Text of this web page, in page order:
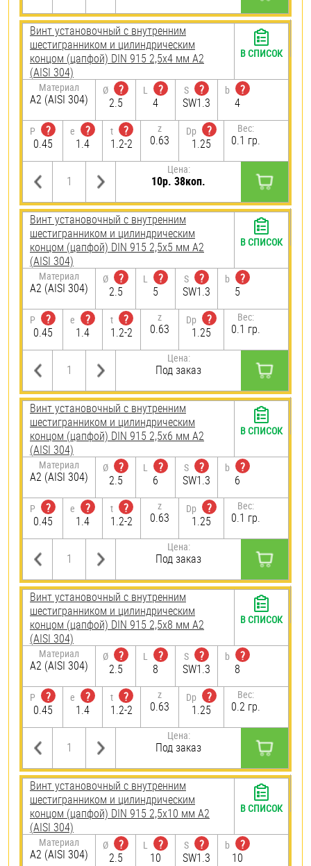
Винт установочный с внутренним
шестигранником и цилиндрическим
концом (цапфой) DIN 915 2,5х4 мм А2
(AISI 304)
Материал
А2 (AISI 304)
Ø
?
2.5
L
?
4
S
?
SW1.3
b
?
4
P
?
0.45
e
?
1.4
t
?
1.2-2
z
0.63
Dp
?
1.25
Вес:
0.1 гр.
Цена:
10р. 38коп.
В СПИСОК
Винт установочный с внутренним
шестигранником и цилиндрическим
концом (цапфой) DIN 915 2,5х5 мм А2
(AISI 304)
Материал
А2 (AISI 304)
Ø
?
2.5
L
?
5
S
?
SW1.3
b
?
5
P
?
0.45
e
?
1.4
t
?
1.2-2
z
0.63
Dp
?
1.25
Вес:
0.1 гр.
Цена:
Под заказ
В СПИСОК
Винт установочный с внутренним
шестигранником и цилиндрическим
концом (цапфой) DIN 915 2,5х6 мм А2
(AISI 304)
Материал
А2 (AISI 304)
Ø
?
2.5
L
?
6
S
?
SW1.3
b
?
6
P
?
0.45
e
?
1.4
t
?
1.2-2
z
0.63
Dp
?
1.25
Вес:
0.1 гр.
Цена:
Под заказ
В СПИСОК
Винт установочный с внутренним
шестигранником и цилиндрическим
концом (цапфой) DIN 915 2,5х8 мм А2
(AISI 304)
Материал
А2 (AISI 304)
Ø
?
2.5
L
?
8
S
?
SW1.3
b
?
8
P
?
0.45
e
?
1.4
t
?
1.2-2
z
0.63
Dp
?
1.25
Вес:
0.2 гр.
Цена:
Под заказ
В СПИСОК
Винт установочный с внутренним
шестигранником и цилиндрическим
концом (цапфой) DIN 915 2,5х10 мм А2
(AISI 304)
Материал
А2 (AISI 304)
Ø
?
2.5
L
?
10
S
?
SW1.3
b
?
10
В СПИСОК